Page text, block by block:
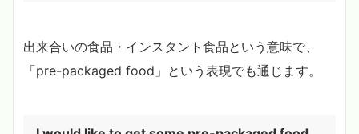
出来合いの食品・インスタント食品という意味で、
「pre-packaged food」という表現でも通じます。